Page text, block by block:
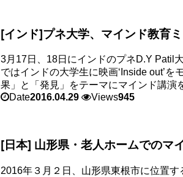
[インド]プネ大学、マインド教育
3月17日、18日にインドのプネD.Y Patil
ではインドの大学生に映画‘Inside out’
果」と「発見」をテーマにマインド講演
Date2016.04.29 Views945
[日本] 山形県・老人ホームでのマ
2016年３月２日、山形県東根市に位置